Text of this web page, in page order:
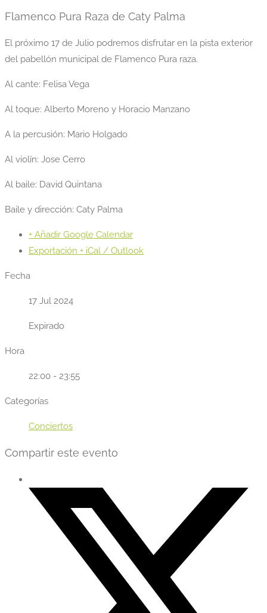
Flamenco Pura Raza de Caty Palma
El próximo 17 de Julio podremos disfrutar en la pista exterior
del pabellón municipal de Flamenco Pura raza.
Al cante: Felisa Vega
Al toque: Alberto Moreno y Horacio Manzano
A la percusión: Mario Holgado
Al violín: Jose Cerro
Al baile: David Quintana
Baile y dirección: Caty Palma
+ Añadir Google Calendar
Exportación + iCal / Outlook
Fecha
17 Jul 2024
Expirado
Hora
22:00 - 23:55
Categorías
Conciertos
Compartir este evento